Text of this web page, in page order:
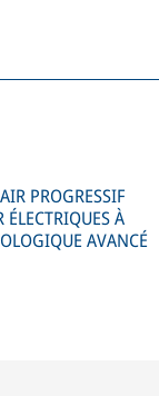
PROGRESSIF
ÉLECTRIQUES À
AVANCÉ